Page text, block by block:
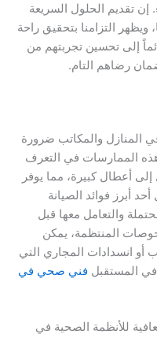
إن تقديم الحلول السريعة
ويظهر التزامنا بتحقيق راحة
إلى تحسين تجربتهم من
رضاهم التام.
في المنازل والمكاتب ضرورة
الممارسات في التعرف
أعطال كبيرة، مما يوفر
أبرز فوائد الصيانة
والتعامل معها قبل
المنتظمة، يمكن
أو انسدادات المجاري التي
المستقبل فني صحي في
للأنظمة الصحية في